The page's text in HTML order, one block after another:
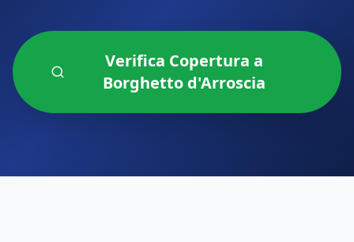
Verifica Copertura a
Borghetto d'Arroscia